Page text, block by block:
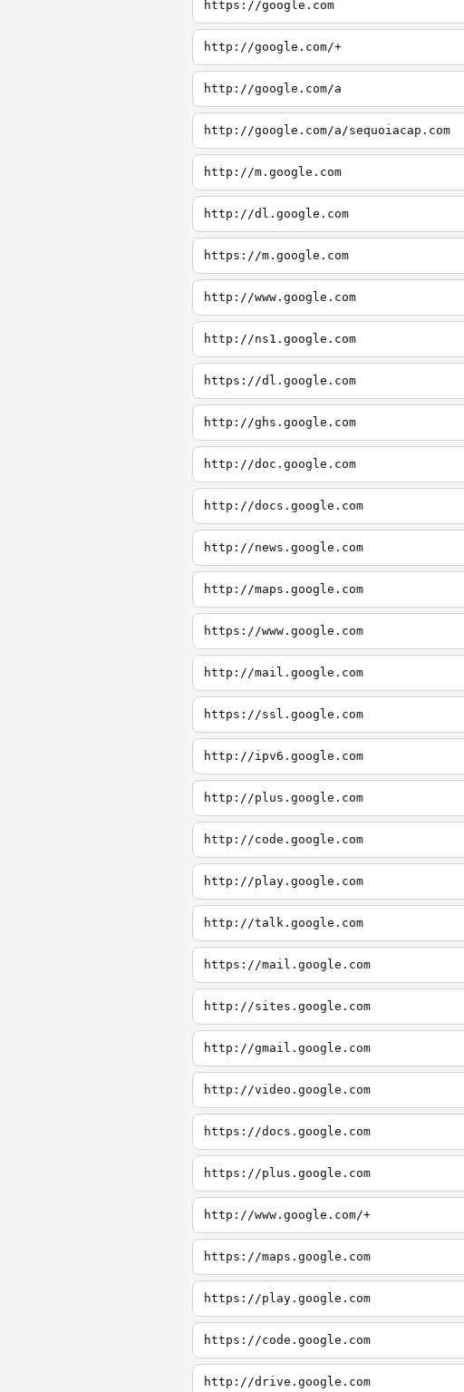
https://google.com
http://google.com/+
http://google.com/a
http://google.com/a/sequoiacap.com
http://m.google.com
http://dl.google.com
https://m.google.com
http://www.google.com
http://ns1.google.com
https://dl.google.com
http://ghs.google.com
http://doc.google.com
http://docs.google.com
http://news.google.com
http://maps.google.com
https://www.google.com
http://mail.google.com
https://ssl.google.com
http://ipv6.google.com
http://plus.google.com
http://code.google.com
http://play.google.com
http://talk.google.com
https://mail.google.com
http://sites.google.com
http://gmail.google.com
http://video.google.com
https://docs.google.com
https://plus.google.com
http://www.google.com/+
https://maps.google.com
https://play.google.com
https://code.google.com
http://drive.google.com